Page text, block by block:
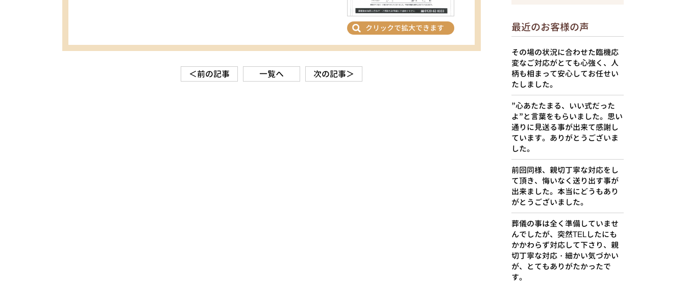
クリックで拡大できます
＜前の記事 一覧へ 次の記事＞
最近のお客様の声
その場の状況に合わせた臨機応
変なご対応がとても心強く、人
柄も相まって安心してお任せい
たしました。
”心あたたまる、いい式だった
よ”と言葉をもらいました。思い
通りに見送る事が出来て感謝し
ています。ありがとうございま
した。
前回同様、親切丁寧な対応をし
て頂き、悔いなく送り出す事が
出来ました。本当にどうもあり
がとうございました。
葬儀の事は全く準備していませ
んでしたが、突然TELしたにも
かかわらず対応して下さり、親
切丁寧な対応・細かい気づかい
が、とてもありがたかったで
す。